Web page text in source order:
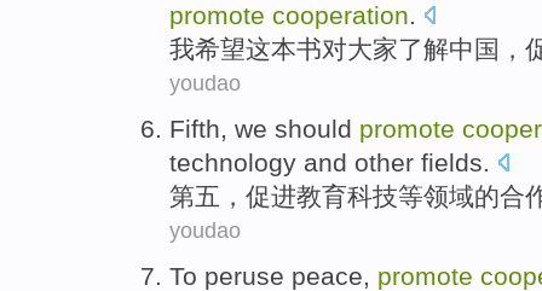
promote cooperation.
我希望这本书对大家了解中国 ，
youdao
Fifth, we should promote
technology and other fields.
第五 ， 促进教育科技等领域的合
youdao
To peruse peace, promote